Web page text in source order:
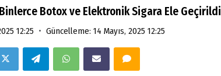
Botox ve Elektronik Sigara Ele Geçirildi
12:25 • Güncelleme: 14 Mayıs, 2025 12:25